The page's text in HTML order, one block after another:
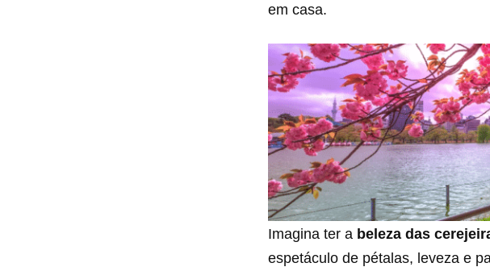
em casa.
Imagina ter a beleza das
espetáculo de pétalas, leveza e